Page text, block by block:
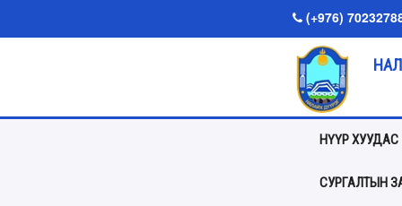
(+976)
НҮҮР ХУУДАС
СУРГАЛТЫН